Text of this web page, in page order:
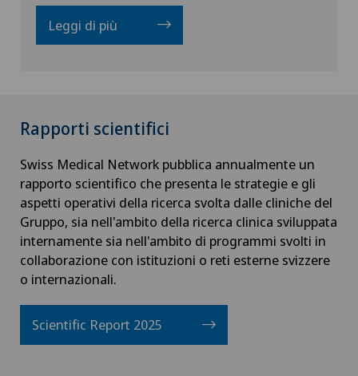
Leggi di più
Rapporti scientifici
Swiss Medical Network pubblica annualmente un
rapporto scientifico che presenta le strategie e gli
aspetti operativi della ricerca svolta dalle cliniche del
Gruppo, sia nell'ambito della ricerca clinica sviluppata
internamente sia nell'ambito di programmi svolti in
collaborazione con istituzioni o reti esterne svizzere
o internazionali.
Scientific Report 2025